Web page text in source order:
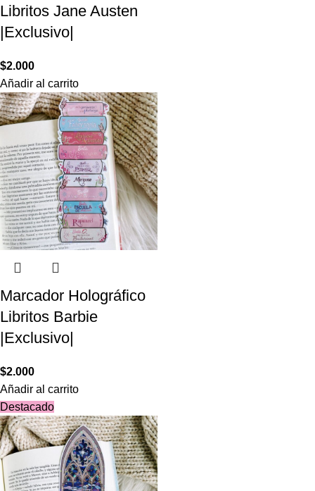
Libritos Jane Austen
|Exclusivo|
$2.000
Añadir al carrito
Marcador Holográfico
Libritos Barbie
|Exclusivo|
$2.000
Añadir al carrito
Destacado